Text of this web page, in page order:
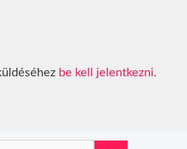
be kell jelentkezni.